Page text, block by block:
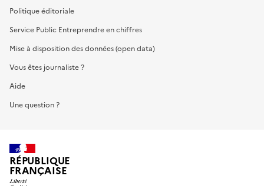
Politique éditoriale
Service Public Entreprendre en chiffres
Mise à disposition des données (open data)
Vous êtes journaliste ?
Aide
Une question ?
RÉPUBLIQUE
FRANÇAISE